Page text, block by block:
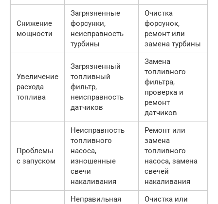
Снижение
мощности
Загрязненные
форсунки,
неисправность
турбины
Очистка
форсунок,
ремонт или
замена турбины
Увеличение
расхода
топлива
Загрязненный
топливный
фильтр,
неисправность
датчиков
Замена
топливного
фильтра,
проверка и
ремонт
датчиков
Проблемы
с запуском
Неисправность
топливного
насоса,
изношенные
свечи
накаливания
Ремонт или
замена
топливного
насоса, замена
свечей
накаливания
Неправильная
Очистка или